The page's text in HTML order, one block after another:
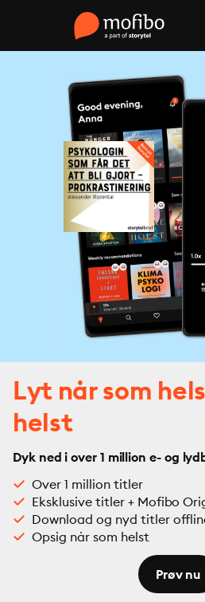
Lyt når som
helst
Dyk ned i over 1 million e- og
Over 1 million titler
Eksklusive titler + Mofibo
Download og nyd titler
Opsig når som helst
Prøv nu